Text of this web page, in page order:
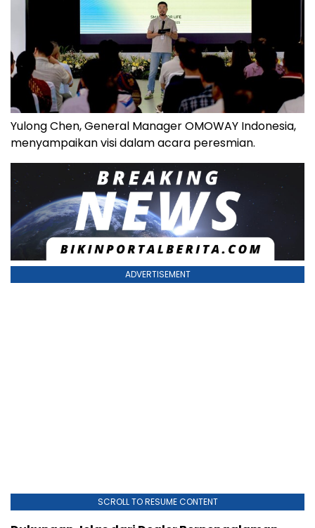
Yulong Chen, General Manager OMOWAY Indonesia,
menyampaikan visi dalam acara peresmian.
ADVERTISEMENT
SCROLL TO RESUME CONTENT